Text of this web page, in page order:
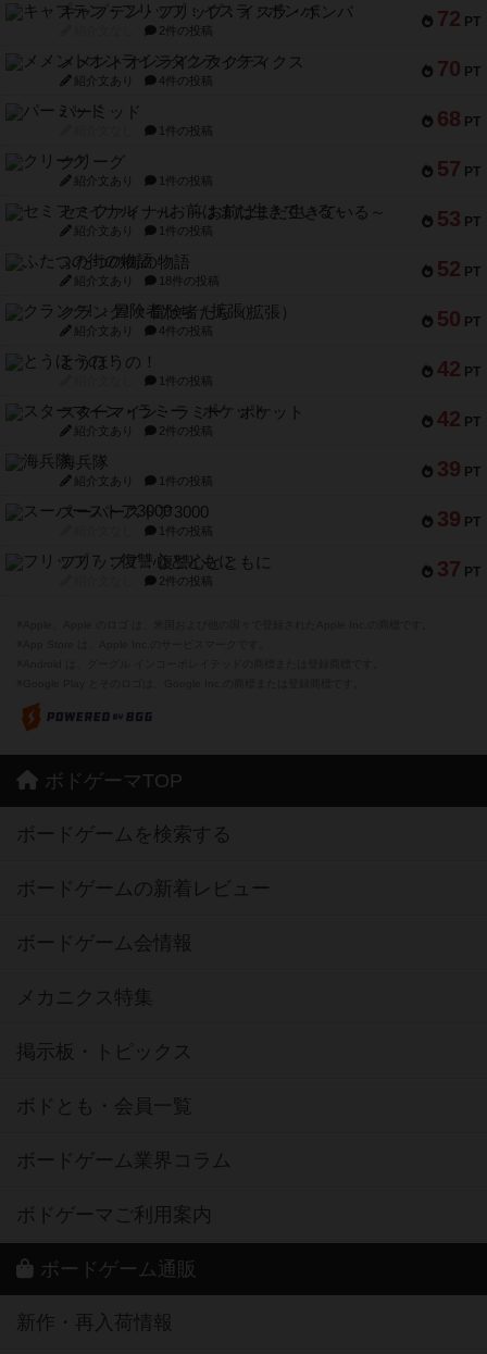
72 PT
キャプテン・フリップ：イスラ・ボンバ
2件の投稿
70 PT
メメントオンラインタクティクス
紹介文あり 4件の投稿
68 PT
パーミッド
1件の投稿
57 PT
クリーグ
紹介文あり 1件の投稿
53 PT
セミファイナル ～お前はまだ生きている～
紹介文あり 1件の投稿
52 PT
ふたつの街の物語
紹介文あり 18件の投稿
50 PT
クランク! ：冒険者たち（拡張）
紹介文あり 4件の投稿
42 PT
とうほうの！
1件の投稿
42 PT
スターマイン・ラミー ポケット
紹介文あり 2件の投稿
39 PT
海兵隊
紹介文あり 1件の投稿
39 PT
スーパーストア3000
1件の投稿
37 PT
フリップ７：復讐心とともに
2件の投稿
ボドゲーマTOP
ボードゲームを検索する
ボードゲームの新着レビュー
ボードゲーム会情報
メカニクス特集
掲示板・トピックス
ボドとも・会員一覧
ボードゲーム業界コラム
ボドゲーマご利用案内
ボードゲーム通販
新作・再入荷情報